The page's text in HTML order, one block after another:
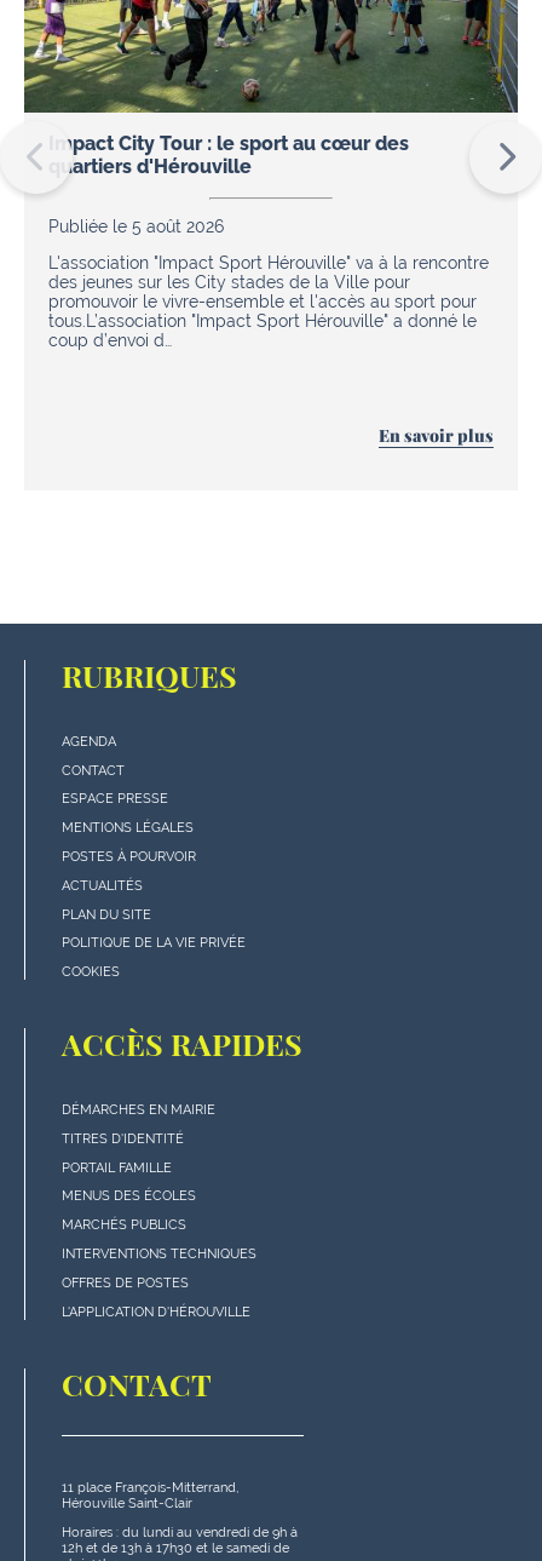
Impact City Tour : le sport au cœur des
quartiers d'Hérouville
Publiée le 5 août 2026
L'association "Impact Sport Hérouville" va à la rencontre
des jeunes sur les City stades de la Ville pour
promouvoir le vivre-ensemble et l'accès au sport pour
tous.L’association "Impact Sport Hérouville" a donné le
coup d’envoi d…
En savoir plus
RUBRIQUES
Menu
"rubriques"
en
bas
de
page
AGENDA
CONTACT
ESPACE PRESSE
MENTIONS LÉGALES
POSTES À POURVOIR
ACTUALITÉS
PLAN DU SITE
POLITIQUE DE LA VIE PRIVÉE
COOKIES
ACCÈS RAPIDES
Menu
"Accès
rapides"
en
bas
de
page
DÉMARCHES EN MAIRIE
TITRES D'IDENTITÉ
PORTAIL FAMILLE
MENUS DES ÉCOLES
MARCHÉS PUBLICS
INTERVENTIONS TECHNIQUES
OFFRES DE POSTES
L'APPLICATION D'HÉROUVILLE
CONTACT
11 place François-Mitterrand,
Hérouville Saint-Clair
Horaires : du lundi au vendredi de 9h à
12h et de 13h à 17h30 et le samedi de